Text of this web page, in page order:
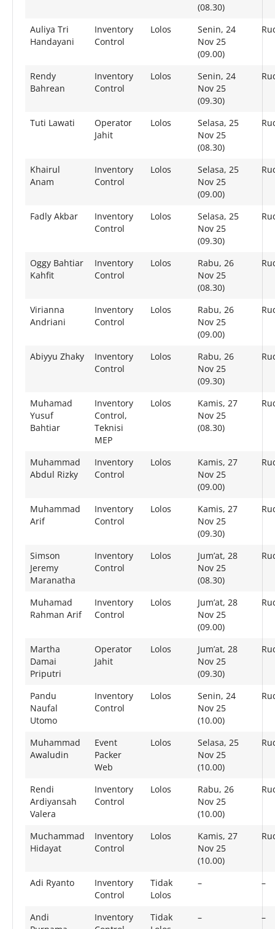
(08.30)
Auliya Tri
Handayani
Inventory
Control
Lolos
Senin, 24
Nov 25
(09.00)
Rendy
Bahrean
Inventory
Control
Lolos
Senin, 24
Nov 25
(09.30)
Tuti Lawati
Operator
Jahit
Lolos
Selasa, 25
Nov 25
(08.30)
Khairul
Anam
Inventory
Control
Lolos
Selasa, 25
Nov 25
(09.00)
Fadly Akbar
Inventory
Control
Lolos
Selasa, 25
Nov 25
(09.30)
Oggy Bahtiar
Kahfit
Inventory
Control
Lolos
Rabu, 26
Nov 25
(08.30)
Virianna
Andriani
Inventory
Control
Lolos
Rabu, 26
Nov 25
(09.00)
Abiyyu Zhaky
Inventory
Control
Lolos
Rabu, 26
Nov 25
(09.30)
Muhamad
Yusuf
Bahtiar
Inventory
Control,
Teknisi
MEP
Lolos
Kamis, 27
Nov 25
(08.30)
Muhammad
Abdul Rizky
Inventory
Control
Lolos
Kamis, 27
Nov 25
(09.00)
Muhammad
Arif
Inventory
Control
Lolos
Kamis, 27
Nov 25
(09.30)
Simson
Jeremy
Maranatha
Inventory
Control
Lolos
Jum’at, 28
Nov 25
(08.30)
Muhamad
Rahman Arif
Inventory
Control
Lolos
Jum’at, 28
Nov 25
(09.00)
Martha
Damai
Priputri
Operator
Jahit
Lolos
Jum’at, 28
Nov 25
(09.30)
Pandu
Naufal
Utomo
Inventory
Control
Lolos
Senin, 24
Nov 25
(10.00)
Muhammad
Awaludin
Event
Packer
Web
Lolos
Selasa, 25
Nov 25
(10.00)
Rendi
Ardiyansah
Valera
Inventory
Control
Lolos
Rabu, 26
Nov 25
(10.00)
Muchammad
Hidayat
Inventory
Control
Lolos
Kamis, 27
Nov 25
(10.00)
Adi Ryanto
Inventory
Control
Tidak
Lolos
– –
Andi
Inventory
Tidak
– –